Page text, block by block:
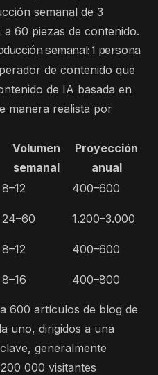
semanal de 3
60 piezas de contenido.
semanal: 1 persona
de contenido que
de IA basada en
manera realista por
Volumen
semanal
Proyección
anual
8–12
400–600
24–60 1.200–3.000
8–12
400–600
8–16 400–800
600 artículos de blog de
uno, dirigidos a una
generalmente
000 visitantes